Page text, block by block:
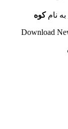
به نامکوه
Download